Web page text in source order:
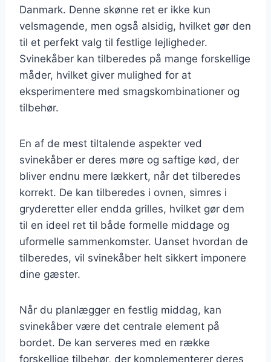
Danmark. Denne skønne ret er ikke kun
velsmagende, men også alsidig, hvilket gør den
til et perfekt valg til festlige lejligheder.
Svinekåber kan tilberedes på mange forskellige
måder, hvilket giver mulighed for at
eksperimentere med smagskombinationer og
tilbehør.
En af de mest tiltalende aspekter ved
svinekåber er deres møre og saftige kød, der
bliver endnu mere lækkert, når det tilberedes
korrekt. De kan tilberedes i ovnen, simres i
gryderetter eller endda grilles, hvilket gør dem
til en ideel ret til både formelle middage og
uformelle sammenkomster. Uanset hvordan de
tilberedes, vil svinekåber helt sikkert imponere
dine gæster.
Når du planlægger en festlig middag, kan
svinekåber være det centrale element på
bordet. De kan serveres med en række
forskellige tilbehør, der komplementerer deres